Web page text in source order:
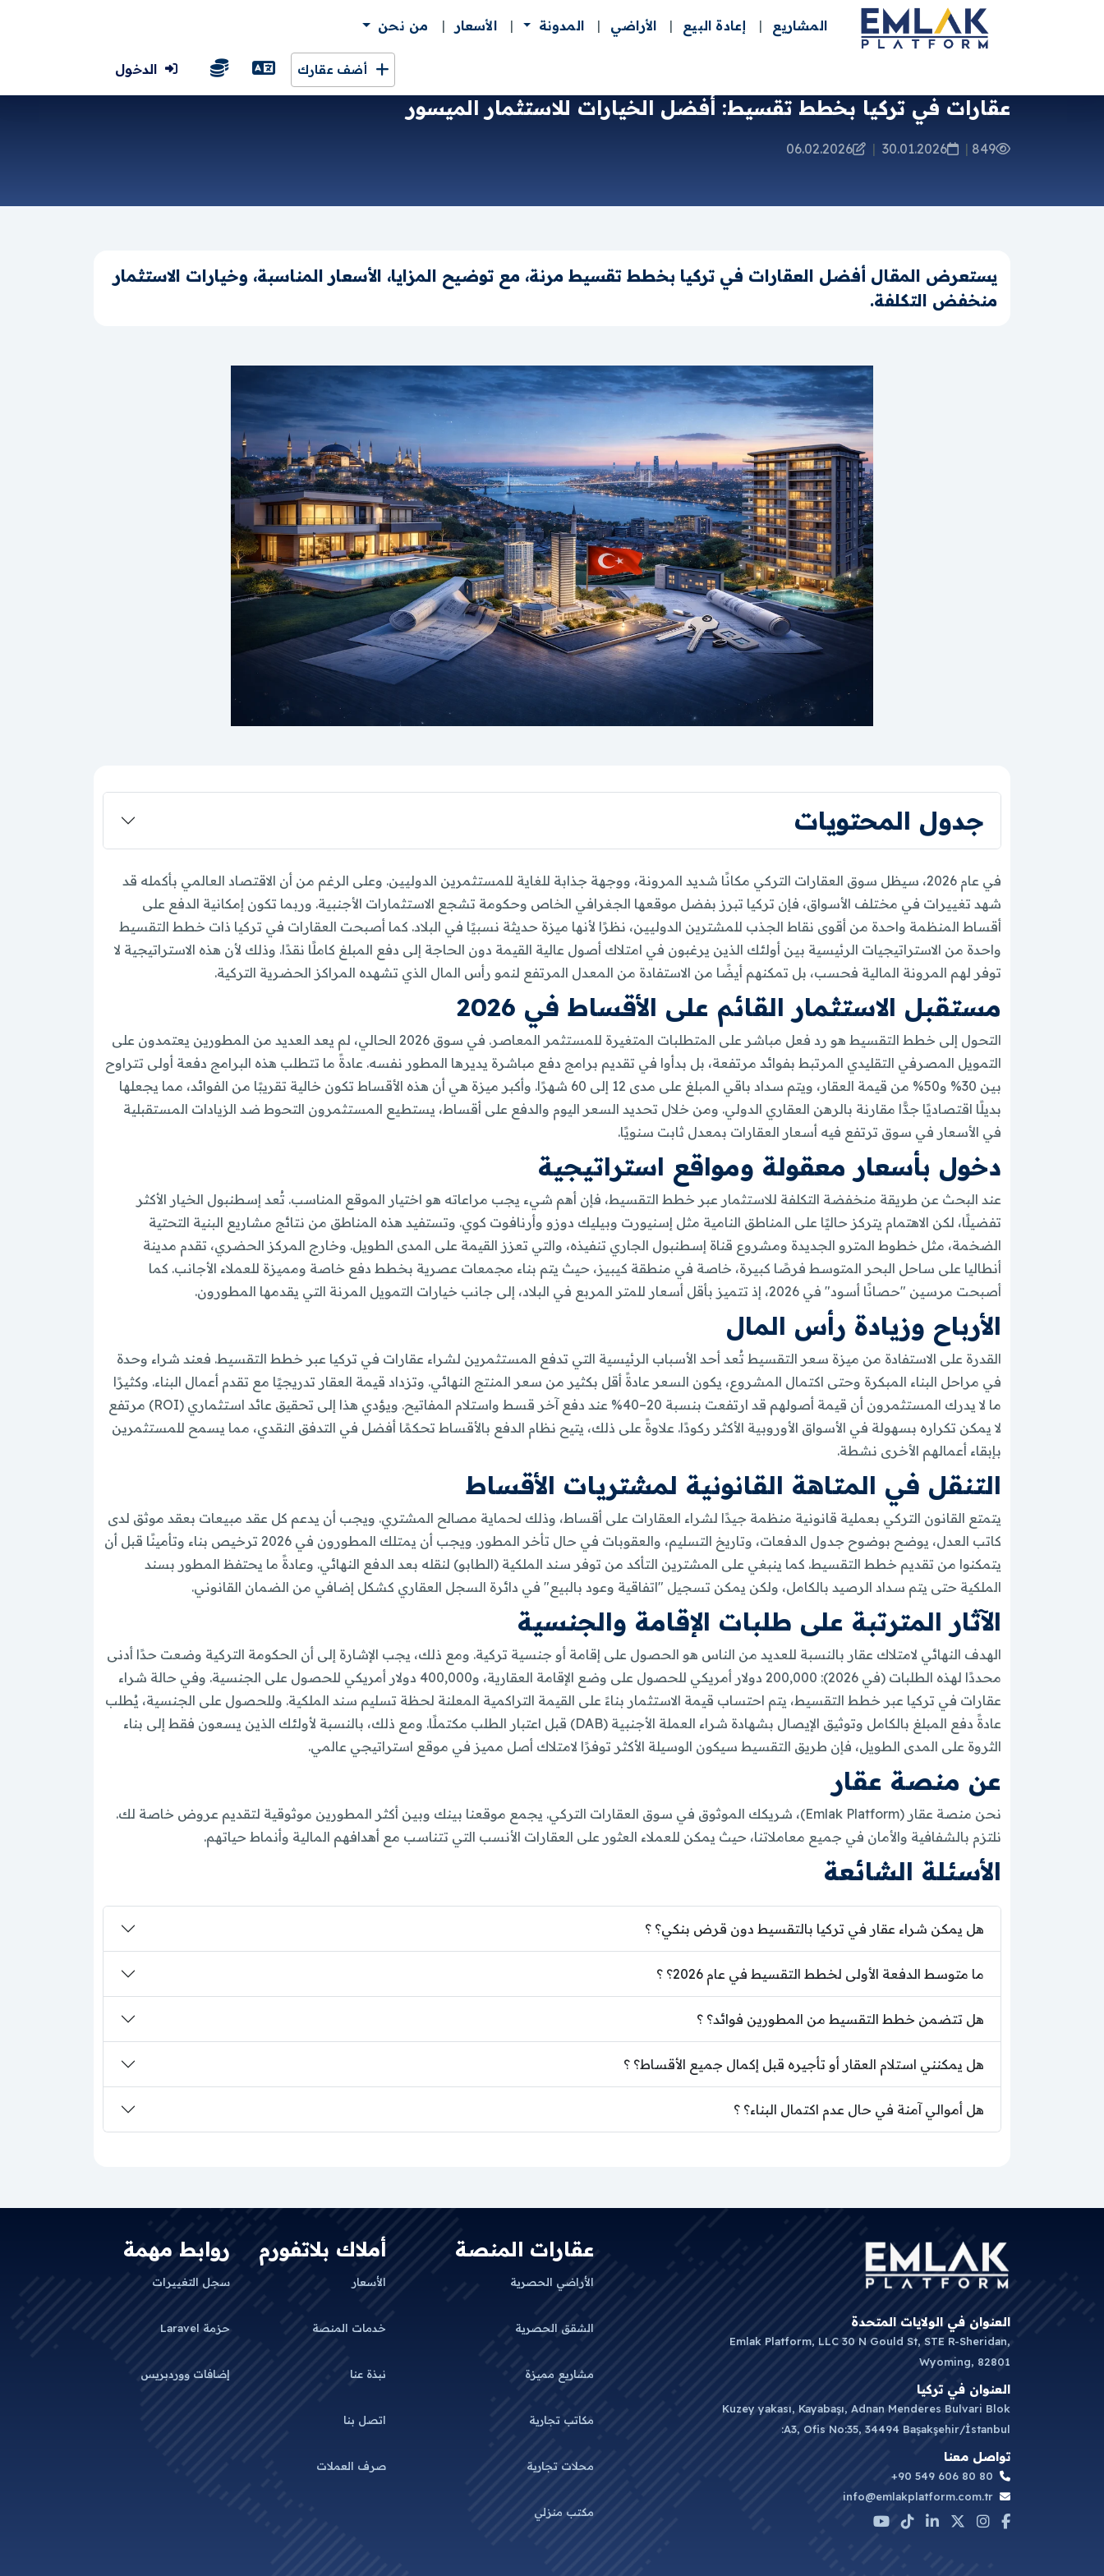
المشاريع إعادة البيع الأراضي المدونة الأسعار من نحن
أضف عقارك الدخول
عقارات في تركيا بخطط تقسيط: أفضل الخيارات للاستثمار الميسور
849
|
30.01.2026
|
06.02.2026
يستعرض المقال أفضل العقارات في تركيا بخطط تقسيط مرنة، مع توضيح المزايا، الأسعار المناسبة، وخيارات الاستثمار
منخفض التكلفة.
جدول المحتويات
في عام 2026، سيظل سوق العقارات التركي مكانًا شديد المرونة، ووجهة جذابة للغاية للمستثمرين الدوليين. وعلى الرغم من أن الاقتصاد العالمي بأكمله قد
شهد تغييرات في مختلف الأسواق، فإن تركيا تبرز بفضل موقعها الجغرافي الخاص وحكومة تشجع الاستثمارات الأجنبية. وربما تكون إمكانية الدفع على
أقساط المنظمة واحدة من أقوى نقاط الجذب للمشترين الدوليين، نظرًا لأنها ميزة حديثة نسبيًا في البلاد. كما أصبحت العقارات في تركيا ذات خطط التقسيط
واحدة من الاستراتيجيات الرئيسية بين أولئك الذين يرغبون في امتلاك أصول عالية القيمة دون الحاجة إلى دفع المبلغ كاملًا نقدًا. وذلك لأن هذه الاستراتيجية لا
توفر لهم المرونة المالية فحسب، بل تمكنهم أيضًا من الاستفادة من المعدل المرتفع لنمو رأس المال الذي تشهده المراكز الحضرية التركية.
مستقبل الاستثمار القائم على الأقساط في 2026
التحول إلى خطط التقسيط هو رد فعل مباشر على المتطلبات المتغيرة للمستثمر المعاصر. في سوق 2026 الحالي، لم يعد العديد من المطورين يعتمدون على
التمويل المصرفي التقليدي المرتبط بفوائد مرتفعة، بل بدأوا في تقديم برامج دفع مباشرة يديرها المطور نفسه. عادةً ما تتطلب هذه البرامج دفعة أولى تتراوح
بين 30% و50% من قيمة العقار، ويتم سداد باقي المبلغ على مدى 12 إلى 60 شهرًا. وأكبر ميزة هي أن هذه الأقساط تكون خالية تقريبًا من الفوائد، مما يجعلها
بديلًا اقتصاديًا جدًّا مقارنة بالرهن العقاري الدولي. ومن خلال تحديد السعر اليوم والدفع على أقساط، يستطيع المستثمرون التحوط ضد الزيادات المستقبلية
في الأسعار في سوق ترتفع فيه أسعار العقارات بمعدل ثابت سنويًا.
دخول بأسعار معقولة ومواقع استراتيجية
عند البحث عن طريقة منخفضة التكلفة للاستثمار عبر خطط التقسيط، فإن أهم شيء يجب مراعاته هو اختيار الموقع المناسب. تُعد إسطنبول الخيار الأكثر
تفضيلًا، لكن الاهتمام يتركز حاليًا على المناطق النامية مثل إسنيورت وبيليك دوزو وأرنافوت كوي. وتستفيد هذه المناطق من نتائج مشاريع البنية التحتية
الضخمة، مثل خطوط المترو الجديدة ومشروع قناة إسطنبول الجاري تنفيذه، والتي تعزز القيمة على المدى الطويل. وخارج المركز الحضري، تقدم مدينة
أنطاليا على ساحل البحر المتوسط فرصًا كبيرة، خاصة في منطقة كيبيز، حيث يتم بناء مجمعات عصرية بخطط دفع خاصة ومميزة للعملاء الأجانب. كما
أصبحت مرسين "حصانًا أسود" في 2026، إذ تتميز بأقل أسعار للمتر المربع في البلاد، إلى جانب خيارات التمويل المرنة التي يقدمها المطورون.
الأرباح وزيادة رأس المال
القدرة على الاستفادة من ميزة سعر التقسيط تُعد أحد الأسباب الرئيسية التي تدفع المستثمرين لشراء عقارات في تركيا عبر خطط التقسيط. فعند شراء وحدة
في مراحل البناء المبكرة وحتى اكتمال المشروع، يكون السعر عادةً أقل بكثير من سعر المنتج النهائي. وتزداد قيمة العقار تدريجيًا مع تقدم أعمال البناء. وكثيرًا
ما لا يدرك المستثمرون أن قيمة أصولهم قد ارتفعت بنسبة 20–40% عند دفع آخر قسط واستلام المفاتيح. ويؤدي هذا إلى تحقيق عائد استثماري (ROI) مرتفع
لا يمكن تكراره بسهولة في الأسواق الأوروبية الأكثر ركودًا. علاوةً على ذلك، يتيح نظام الدفع بالأقساط تحكمًا أفضل في التدفق النقدي، مما يسمح للمستثمرين
بإبقاء أعمالهم الأخرى نشطة.
التنقل في المتاهة القانونية لمشتريات الأقساط
يتمتع القانون التركي بعملية قانونية منظمة جيدًا لشراء العقارات على أقساط، وذلك لحماية مصالح المشتري. ويجب أن يدعم كل عقد مبيعات بعقد موثق لدى
كاتب العدل، يوضح بوضوح جدول الدفعات، وتاريخ التسليم، والعقوبات في حال تأخر المطور. ويجب أن يمتلك المطورون في 2026 ترخيص بناء وتأمينًا قبل أن
يتمكنوا من تقديم خطط التقسيط. كما ينبغي على المشترين التأكد من توفر سند الملكية (الطابو) لنقله بعد الدفع النهائي. وعادةً ما يحتفظ المطور بسند
الملكية حتى يتم سداد الرصيد بالكامل، ولكن يمكن تسجيل "اتفاقية وعود بالبيع" في دائرة السجل العقاري كشكل إضافي من الضمان القانوني.
الآثار المترتبة على طلبات الإقامة والجنسية
الهدف النهائي لامتلاك عقار بالنسبة للعديد من الناس هو الحصول على إقامة أو جنسية تركية. ومع ذلك، يجب الإشارة إلى أن الحكومة التركية وضعت حدًا أدنى
محددًا لهذه الطلبات (في 2026): 200,000 دولار أمريكي للحصول على وضع الإقامة العقارية، و400,000 دولار أمريكي للحصول على الجنسية. وفي حالة شراء
عقارات في تركيا عبر خطط التقسيط، يتم احتساب قيمة الاستثمار بناءً على القيمة التراكمية المعلنة لحظة تسليم سند الملكية. وللحصول على الجنسية، يُطلب
عادةً دفع المبلغ بالكامل وتوثيق الإيصال بشهادة شراء العملة الأجنبية (DAB) قبل اعتبار الطلب مكتملًا. ومع ذلك، بالنسبة لأولئك الذين يسعون فقط إلى بناء
الثروة على المدى الطويل، فإن طريق التقسيط سيكون الوسيلة الأكثر توفرًا لامتلاك أصل مميز في موقع استراتيجي عالمي.
عن منصة عقار
نحن منصة عقار (Emlak Platform)، شريكك الموثوق في سوق العقارات التركي. يجمع موقعنا بينك وبين أكثر المطورين موثوقية لتقديم عروض خاصة لك.
نلتزم بالشفافية والأمان في جميع معاملاتنا، حيث يمكن للعملاء العثور على العقارات الأنسب التي تتناسب مع أهدافهم المالية وأنماط حياتهم.
الأسئلة الشائعة
هل يمكن شراء عقار في تركيا بالتقسيط دون قرض بنكي؟ ؟
ما متوسط الدفعة الأولى لخطط التقسيط في عام 2026؟ ؟
هل تتضمن خطط التقسيط من المطورين فوائد؟ ؟
هل يمكنني استلام العقار أو تأجيره قبل إكمال جميع الأقساط؟ ؟
هل أموالي آمنة في حال عدم اكتمال البناء؟ ؟
العنوان في الولايات المتحدة
Emlak Platform, LLC 30 N Gould St, STE R-Sheridan,
Wyoming, 82801
العنوان في تركيا
Kuzey yakası, Kayabaşı, Adnan Menderes Bulvari Blok
:A3, Ofis No:35, 34494 Başakşehir/İstanbul
تواصل معنا
+90 549 606 80 80
info@emlakplatform.com.tr
عقارات المنصة
الأراضي الحصرية
الشقق الحصرية
مشاريع مميزة
مكاتب تجارية
محلات تجارية
مكتب منزلي
أملاك بلاتفورم
الأسعار
خدمات المنصة
نبذة عنا
اتصل بنا
صرف العملات
روابط مهمة
سجل التغييرات
حزمة Laravel
إضافات ووردبريس